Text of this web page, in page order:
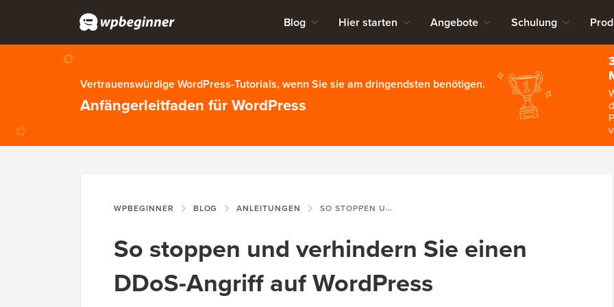
Blog Hier starten Angebote Schulung
Vertrauenswürdige WordPress-Tutorials, wenn Sie sie am dringendsten benötigen.
Anfängerleitfaden für WordPress
WPBEGINNER BLOG ANLEITUNGEN SO STOPPEN UND VERHINDERN SIE EINEN DDOS-ANGRIFF AUF WORDPRESS
So stoppen und verhindern Sie einen
DDoS-Angriff auf WordPress